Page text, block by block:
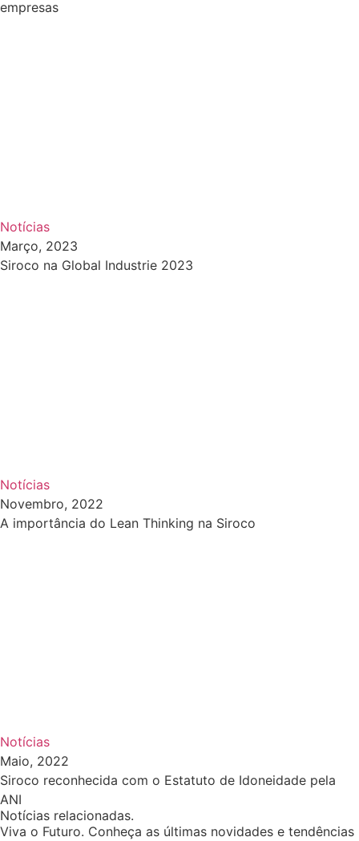
empresas
Notícias
Março, 2023
Siroco na Global Industrie 2023
Notícias
Novembro, 2022
A importância do Lean Thinking na Siroco
Notícias
Maio, 2022
Siroco reconhecida com o Estatuto de Idoneidade pela
ANI
Notícias relacionadas.
Viva o Futuro. Conheça as últimas novidades e tendências